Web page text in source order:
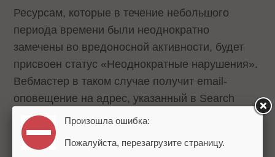
Ресурсам, которые в течение небольшого
периода времени были неоднократно
замечены во вредоносной активности, будет
присвоен статус «Неоднократные нарушения».
Вебмастер в таком случае получит email-
оповещение на адрес, указанный в Search
Console. Повторную проверку сайта можно
будет запросить только через 30 дней после
присвоения статуса.
Произошла ошибка:
Пожалуйста, перезагрузите страницу.